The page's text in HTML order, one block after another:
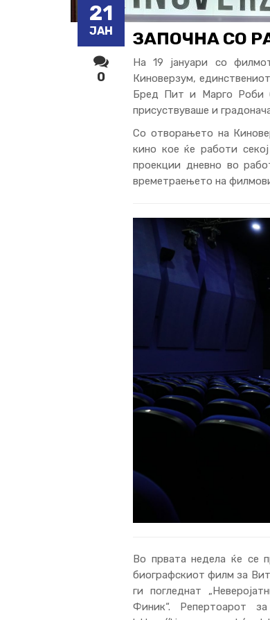
21
ЈАН
0
ЗАПОЧНА СО
На 19 јануари со
Киноверзум,
Бред Пит и Марго Роби
присуствуваше и
Со отворањето на
кино кое ќе работи
проекции дневно во
времетраењето на
Во првата недела ќе се
биографскиот филм за
ги погледнат
Финик“. Репертоарот